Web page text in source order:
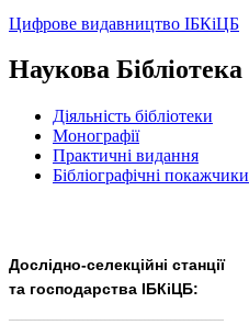
Цифрове видавництво ІБКіЦБ
Наукова Бібліотека
Діяльність бібліотеки
Монографії
Практичні видання
Бібліографічні покажчики
Дослідно-селекційні станції
та господарства ІБКіЦБ: